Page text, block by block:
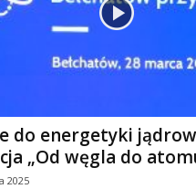
do energetyki
„Od węgla do
2025